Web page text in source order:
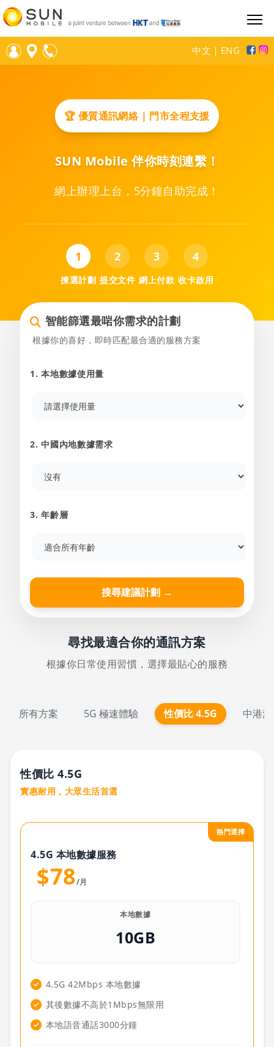
中文 ｜ ENG
🏆 優質通訊網絡 | 門市全程支援
SUN Mobile 伴你時刻連繫！
網上辦理上台，5分鐘自助完成！
1
揀選計劃
2
提交文件
3
網上付款
4
收卡啟用
智能篩選最啱你需求的計劃
根據你的喜好，即時匹配最合適的服務方案
1. 本地數據使用量
2. 中國內地數據需求
3. 年齡層
搜尋建議計劃 →
尋找最適合你的通訊方案
根據你日常使用習慣，選擇最貼心的服務
所有方案 5G 極速體驗 性價比 4.5G 中港
性價比 4.5G
實惠耐用，大眾生活首選
熱門選擇
4.5G 本地數據服務
$78/月
本地數據
10GB
4.5G 42Mbps 本地數據
其後數據不高於1Mbps無限用
本地語音通話3000分鐘